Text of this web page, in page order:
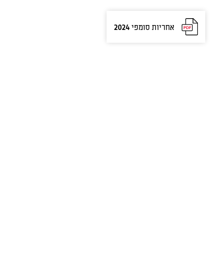
אחריות סומפי 2024